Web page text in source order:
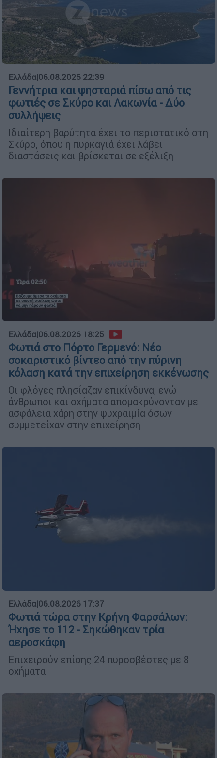
Ελλάδα|06.08.2026 22:39
Γεννήτρια και ψησταριά πίσω από τις
φωτιές σε Σκύρο και Λακωνία - Δύο
συλλήψεις
Ιδιαίτερη βαρύτητα έχει το περιστατικό στη
Σκύρο, όπου η πυρκαγιά έχει λάβει
διαστάσεις και βρίσκεται σε εξέλιξη
Ελλάδα|06.08.2026 18:25
Φωτιά στο Πόρτο Γερμενό: Νέο
σοκαριστικό βίντεο από την πύρινη
κόλαση κατά την επιχείρηση εκκένωσης
Οι φλόγες πλησίαζαν επικίνδυνα, ενώ
άνθρωποι και οχήματα απομακρύνονταν με
ασφάλεια χάρη στην ψυχραιμία όσων
συμμετείχαν στην επιχείρηση
Ελλάδα|06.08.2026 17:37
Φωτιά τώρα στην Κρήνη Φαρσάλων:
Ήχησε το 112 - Σηκώθηκαν τρία
αεροσκάφη
Επιχειρούν επίσης 24 πυροσβέστες με 8
οχήματα